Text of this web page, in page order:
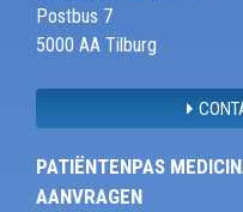
Postbus 7
5000 AA Tilburg
PATIËNTENPAS
AANVRAGEN